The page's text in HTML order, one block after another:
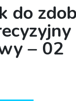
do
– 02